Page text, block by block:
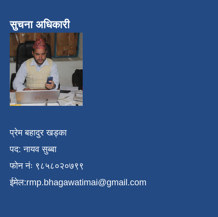
सुचना अधिकारी
प्रेम बहादुर खड्का
पद: नायव सुब्बा
फोन नंः ९८५८०२०७९९
ईमेल:rmp.bhagawatimai@gmail.com